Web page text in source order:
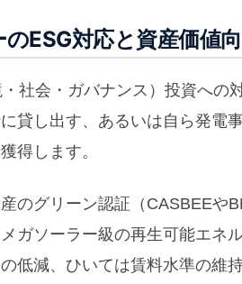
ESG対応と資産価値
社会・ガバナンス）投資への
貸し出す、あるいは自ら発電
得します。
のグリーン認証（CASBEEや
ガソーラー級の再生可能エネ
低減、ひいては賃料水準の維